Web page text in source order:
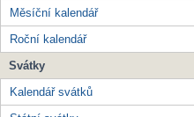
Měsíční kalendář
Roční kalendář
Svátky
Kalendář svátků